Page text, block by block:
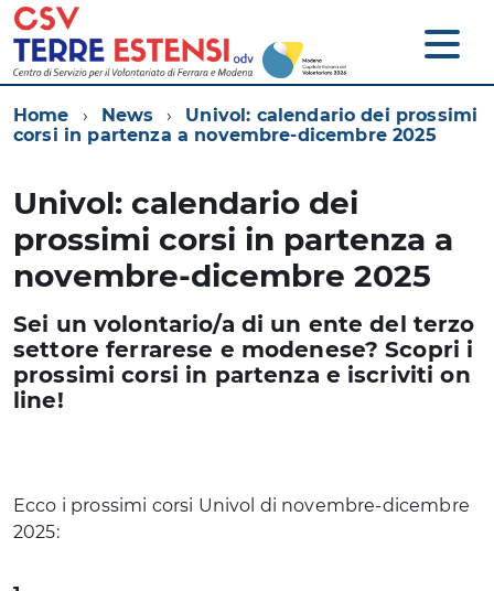
Home News
Univol: calendario dei prossimi
corsi in partenza a novembre-dicembre 2025
Univol: calendario dei
prossimi corsi in partenza a
novembre-dicembre 2025
Sei un volontario/a di un ente del terzo
settore ferrarese e modenese? Scopri i
prossimi corsi in partenza e iscriviti on
line!
Ecco i prossimi corsi Univol di novembre-dicembre
2025: